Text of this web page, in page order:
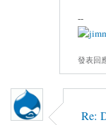
--
發表回
Re: